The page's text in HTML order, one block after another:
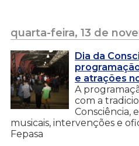
quarta-feira, 13 de
Dia da
e atrações
A
com a
Consciência,
musicais, intervenções e
Fepasa